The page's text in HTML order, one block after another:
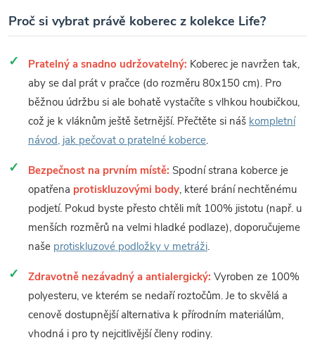
Proč si vybrat právě koberec z kolekce Life?
Pratelný a snadno udržovatelný: Koberec je navržen tak,
aby se dal prát v pračce (do rozměru 80x150 cm). Pro
běžnou údržbu si ale bohatě vystačíte s vlhkou houbičkou,
což je k vláknům ještě šetrnější. Přečtěte si náš kompletní
návod, jak pečovat o pratelné koberce.
Bezpečnost na prvním místě: Spodní strana koberce je
opatřena protiskluzovými body, které brání nechtěnému
podjetí. Pokud byste přesto chtěli mít 100% jistotu (např. u
menších rozměrů na velmi hladké podlaze), doporučujeme
naše protiskluzové podložky v metráži.
Zdravotně nezávadný a antialergický: Vyroben ze 100%
polyesteru, ve kterém se nedaří roztočům. Je to skvělá a
cenově dostupnější alternativa k přírodním materiálům,
vhodná i pro ty nejcitlivější členy rodiny.